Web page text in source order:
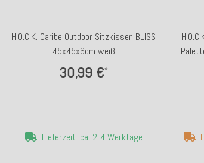
H.O.C.K. Caribe Outdoor Sitzkissen BLISS
45x45x6cm weiß
30,99 €*
Lieferzeit: ca. 2-4 Werktage